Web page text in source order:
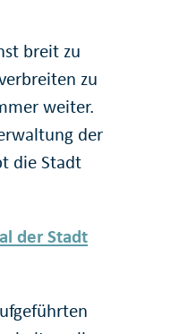
breit zu
zu
weiter.
der
die Stadt
der Stadt